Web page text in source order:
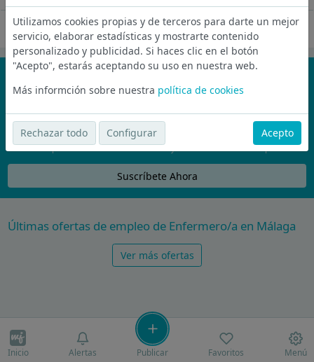
Oferta desactivada
¡No te pierdas nada!
Únete a la comunidad de wijobs y recibe por email las mejores
ofertas de empleo
Nunca compartiremos tu email con nadie y no te vamos a enviar spam
Suscríbete Ahora
Últimas ofertas de empleo de Enfermero/a en Málaga
Ver más ofertas
Inicio Alertas Publicar Favoritos Menú
Utilizamos cookies propias y de terceros para darte un mejor
servicio, elaborar estadísticas y mostrarte contenido
personalizado y publicidad. Si haces clic en el botón
"Acepto", estarás aceptando su uso en nuestra web.
Más informción sobre nuestra política de cookies
Rechazar todo Configurar Acepto